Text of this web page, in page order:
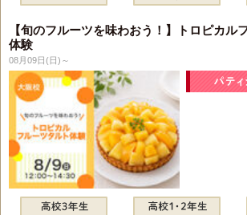
【旬のフルーツを味わおう！】トロピカル
体験
08月09日(日)～